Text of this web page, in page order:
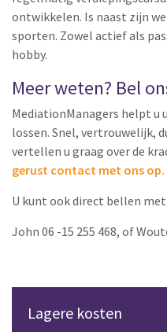
ontwikkelen. Is naast zijn
sporten. Zowel actief als
hobby.
Meer weten? Bel
MediationManagers helpt u
lossen. Snel, vertrouwelijk,
vertellen u graag over de
gerust contact met ons op.
U kunt ook direct bellen
John 06 -15 255 468, of
Lagere kosten